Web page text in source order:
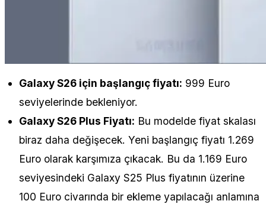
Galaxy S26 için başlangıç fiyatı: 999 Euro
seviyelerinde bekleniyor.
Galaxy S26 Plus Fiyatı: Bu modelde fiyat skalası
biraz daha değişecek. Yeni başlangıç fiyatı 1.269
Euro olarak karşımıza çıkacak. Bu da 1.169 Euro
seviyesindeki Galaxy S25 Plus fiyatının üzerine
100 Euro civarında bir ekleme yapılacağı anlamına